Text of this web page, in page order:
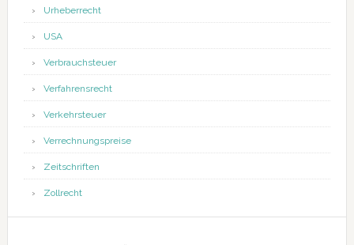
Urheberrecht
USA
Verbrauchsteuer
Verfahrensrecht
Verkehrsteuer
Verrechnungspreise
Zeitschriften
Zollrecht